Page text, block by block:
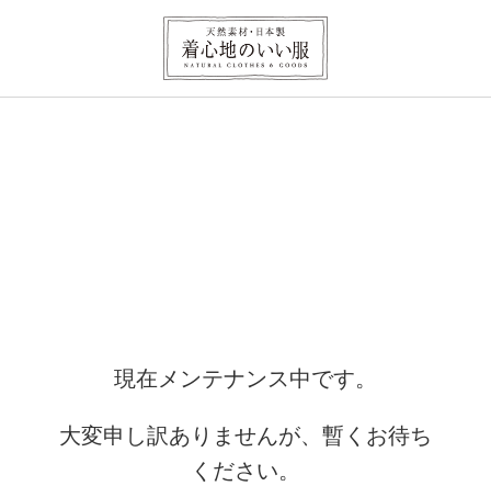
現在メンテナンス中です。
大変申し訳ありませんが、暫くお待ち
ください。